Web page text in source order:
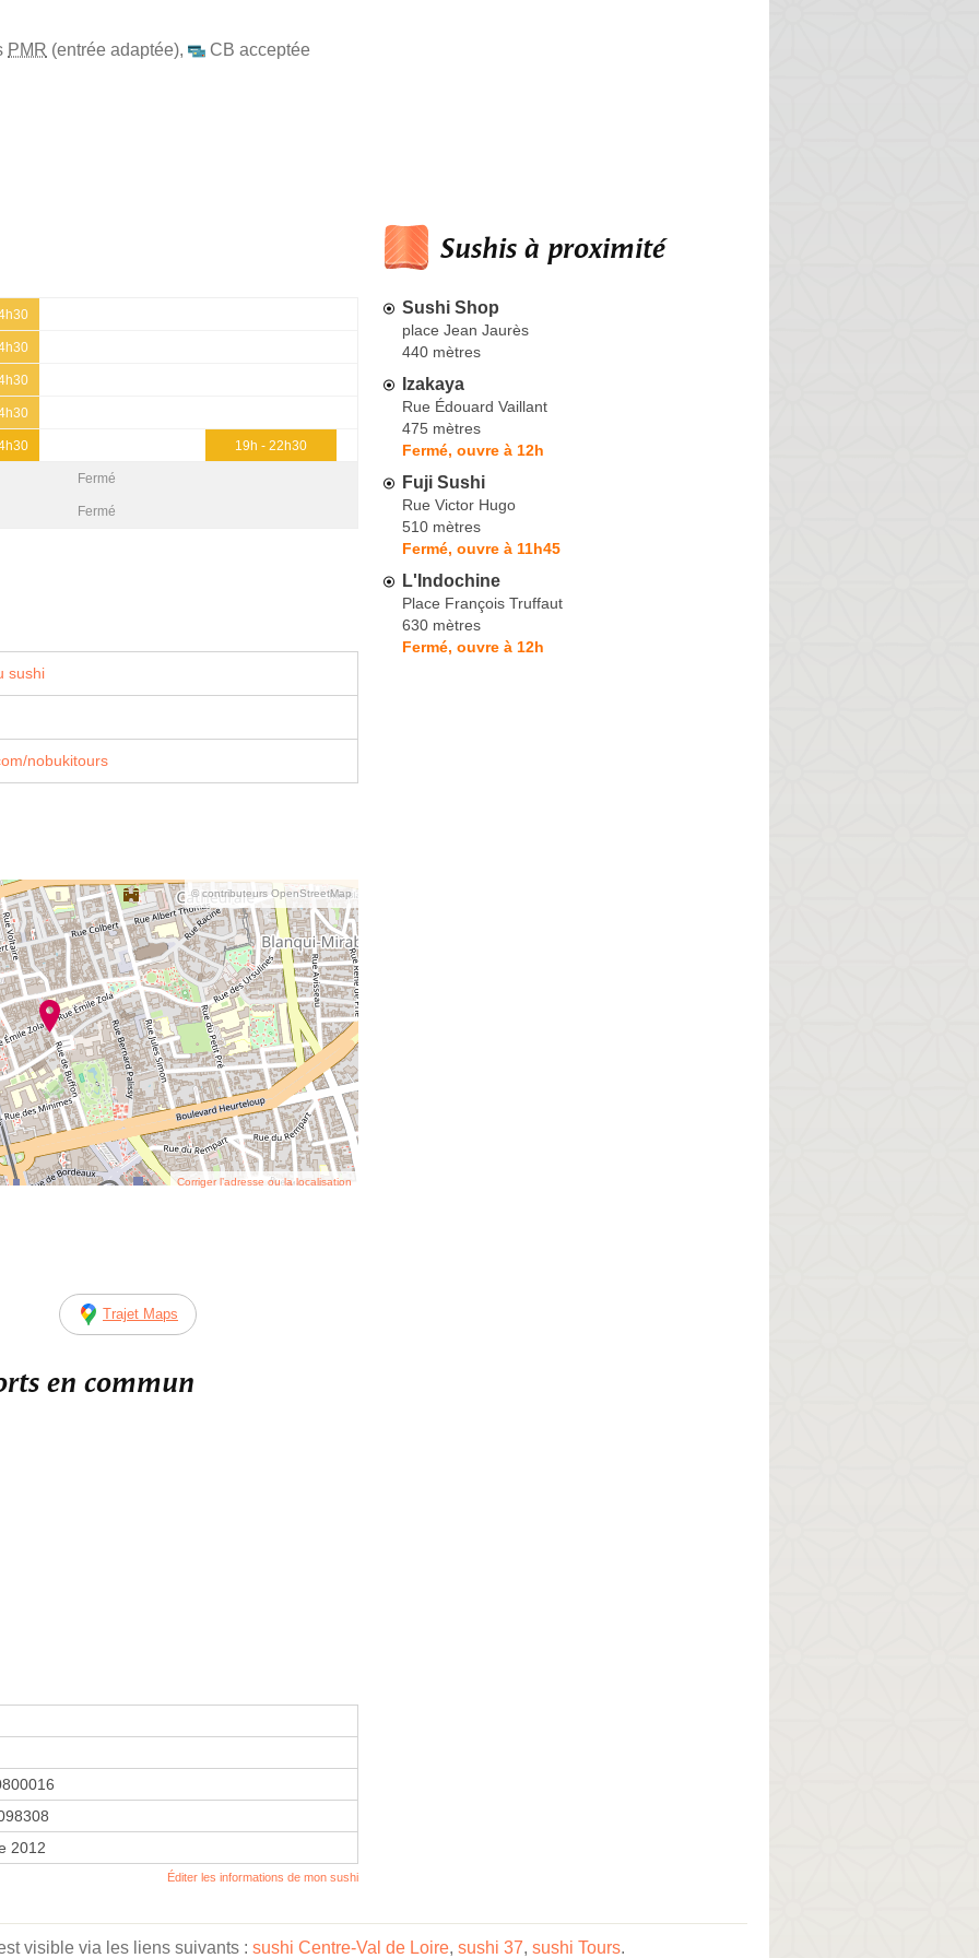
PMR (entrée adaptée), CB acceptée
19h - 22h30
Fermé
Fermé
sushi
nobukitours
© contributeurs OpenStreetMap
Corriger l’adresse ou la localisation
Trajet Maps
en commun
2012
Éditer les informations de mon sushi
Sushis à proximité
Sushi Shop
place Jean Jaurès
440 mètres
Izakaya
Rue Édouard Vaillant
475 mètres
Fermé, ouvre à 12h
Fuji Sushi
Rue Victor Hugo
510 mètres
Fermé, ouvre à 11h45
L'Indochine
Place François Truffaut
630 mètres
Fermé, ouvre à 12h
visible via les liens suivants : sushi Centre-Val de Loire, sushi 37, sushi Tours.